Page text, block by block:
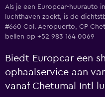
Als je een Europcar-huurauto
luchthaven zoekt, is de
#660 Col. Aeropuerto, CP
bellen op +52 983 164 0069
Biedt Europcar een
ophaalservice aan
vanaf Chetumal Intl